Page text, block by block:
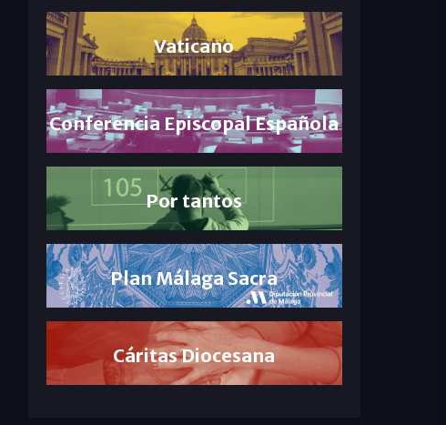
Vaticano
Conferencia Episcopal Española
Por tantos
Plan Málaga Sacra
Cáritas Diocesana